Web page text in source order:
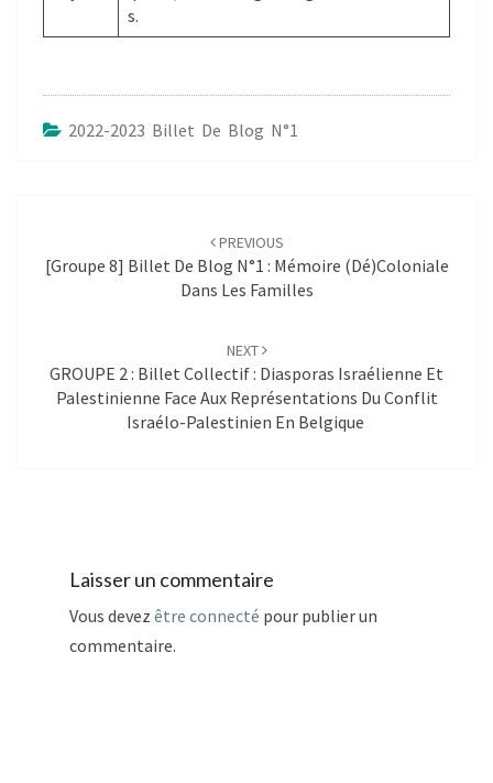
s.
2022-2023 Billet De Blog N°1
PREVIOUS
[Groupe 8] Billet De Blog N°1 : Mémoire (dé)coloniale
Dans Les Familles
NEXT
GROUPE 2 : Billet Collectif : Diasporas Israélienne Et
Palestinienne Face Aux Représentations Du Conflit
Israélo-Palestinien En Belgique
Laisser un commentaire
Vous devez être connecté pour publier un
commentaire.